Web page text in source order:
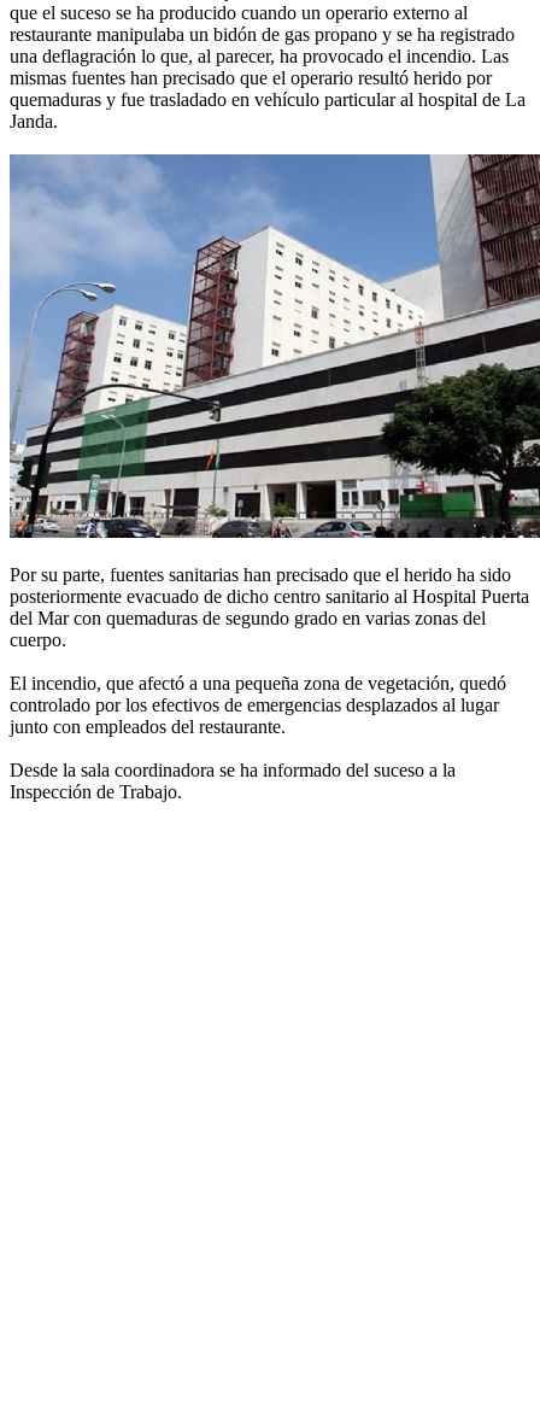
que el suceso se ha producido cuando un operario externo al
restaurante manipulaba un bidón de gas propano y se ha registrado
una deflagración lo que, al parecer, ha provocado el incendio. Las
mismas fuentes han precisado que el operario resultó herido por
quemaduras y fue trasladado en vehículo particular al hospital de La
Janda.
Por su parte, fuentes sanitarias han precisado que el herido ha sido
posteriormente evacuado de dicho centro sanitario al Hospital Puerta
del Mar con quemaduras de segundo grado en varias zonas del
cuerpo.
El incendio, que afectó a una pequeña zona de vegetación, quedó
controlado por los efectivos de emergencias desplazados al lugar
junto con empleados del restaurante.
Desde la sala coordinadora se ha informado del suceso a la
Inspección de Trabajo.